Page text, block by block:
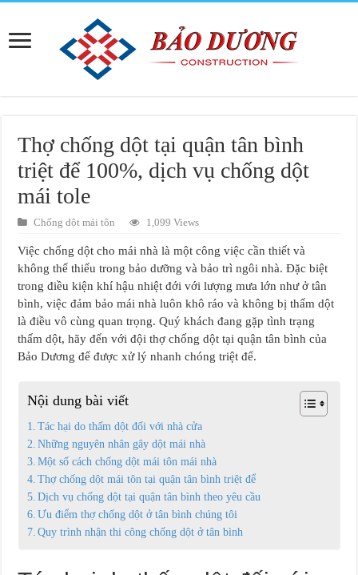
Thợ chống dột tại quận tân bình
triệt để 100%, dịch vụ chống dột
mái tole
Chống dột mái tôn 1,099 Views
Việc chống dột cho mái nhà là một công việc cần thiết và
không thể thiếu trong bảo dưỡng và bảo trì ngôi nhà. Đặc biệt
trong điều kiện khí hậu nhiệt đới với lượng mưa lớn như ở tân
bình, việc đảm bảo mái nhà luôn khô ráo và không bị thấm dột
là điều vô cùng quan trọng. Quý khách đang gặp tình trạng
thấm dột, hãy đến với đội thợ chống dột tại quận tân bình của
Bảo Dương để được xử lý nhanh chóng triệt để.
Nội dung bài viết
Tác hại do thấm dột đối với nhà cửa
Những nguyên nhân gây dột mái nhà
Một số cách chống dột mái tôn mái nhà
Thợ chống dột mái tôn tại quận tân bình triệt để
Dịch vụ chống dột tại quận tân bình theo yêu cầu
Ưu điểm thợ chống dột ở tân bình chúng tôi
Quy trình nhận thi công chống dột ở tân bình